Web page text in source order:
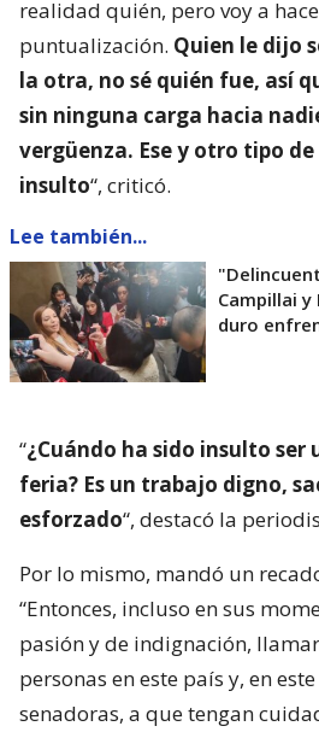
realidad quién, pero voy a
puntualización. Quien le dijo
la otra, no sé quién fue, así
sin ninguna carga hacia
vergüenza. Ese y otro tipo
insulto“, criticó.
Lee también...
Campillai
duro
“¿Cuándo ha sido insulto ser
feria? Es un trabajo digno,
esforzado“, destacó la
Por lo mismo, mandó un
“Entonces, incluso en sus
pasión y de indignación,
personas en este país y, en
senadoras, a que tengan